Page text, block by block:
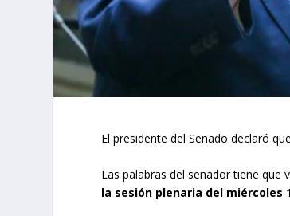
El presidente del Senado declaró
Las palabras del senador tiene
la sesión plenaria del miércoles